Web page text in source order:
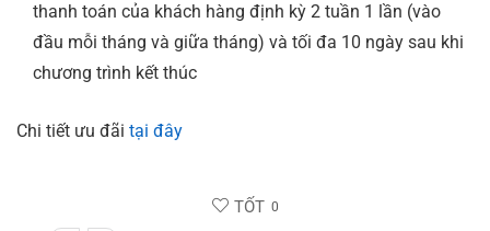
thanh toán của khách hàng định kỳ 2 tuần 1 lần (vào
đầu mỗi tháng và giữa tháng) và tối đa 10 ngày sau khi
chương trình kết thúc
Chi tiết ưu đãi tại đây
TỐT 0